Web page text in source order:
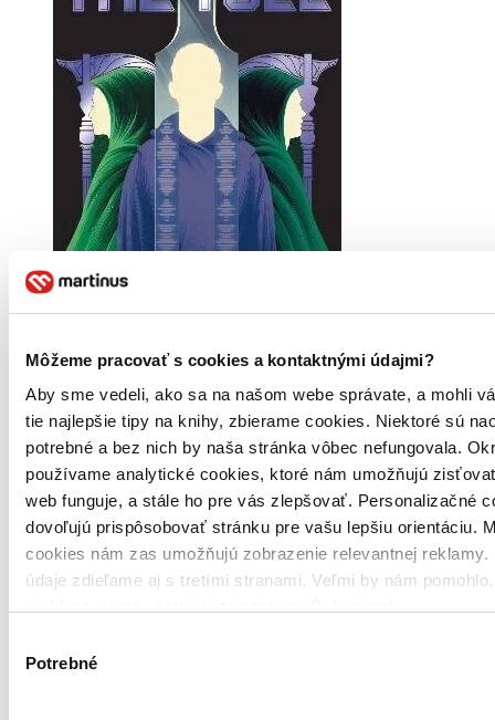
Môžeme pracovať s cookies a kontaktnými údajmi?
Aby sme vedeli, ako sa na našom webe správate, a mohli
tie najlepšie tipy na knihy, zbierame cookies. Niektoré sú
potrebné a bez nich by naša stránka vôbec nefungovala.
používame analytické cookies, ktoré nám umožňujú
web funguje, a stále ho pre vás zlepšovať. Personalizačné
dovoľujú prispôsobovať stránku pre vašu lepšiu orientáciu.
cookies nám zas umožňujú zobrazenie relevantnej reklamy.
údaje zdieľame aj s tretími stranami. Veľmi by nám
súhlasu
Potrebné
Brožovaná väzba
Angličtina
Predobjednávka,
vychádza o štyri dni
Vydavateľ, tlačiar a ďalší usilovní ľudia intenzívne pracujú na
tom, aby ste si už onedlho mohli prečítať túto knihu. K
dispozícii by mala byť o štyri dni. Po vyjdení posielame do
piatich dní.
Novinka
-14 %
Vložiť do košíka